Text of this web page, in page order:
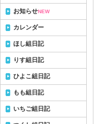
お知らせNEW
カレンダー
ほし組日記
りす組日記
ひよこ組日記
もも組日記
いちご組日記